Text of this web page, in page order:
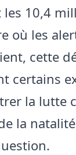
les 10,4
où les
cette
certains
la lutte
la